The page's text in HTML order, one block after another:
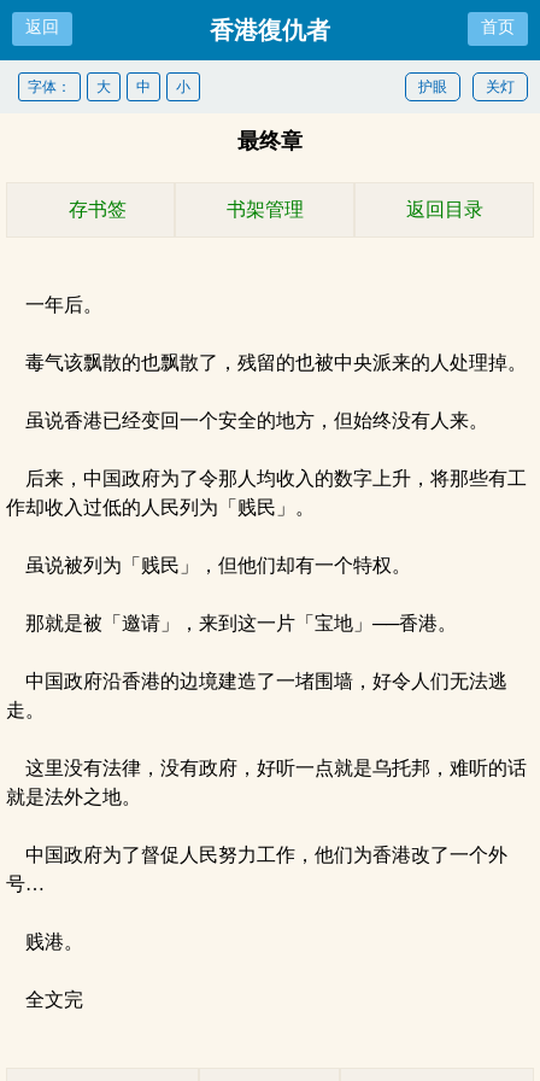
返回 香港復仇者 首页
关灯
护眼
字体： 大 中 小
最终章
存书签 书架管理 返回目录
一年后。
毒气该飘散的也飘散了，残留的也被中央派来的人处理掉。
虽说香港已经变回一个安全的地方，但始终没有人来。
后来，中国政府为了令那人均收入的数字上升，将那些有工
作却收入过低的人民列为「贱民」。
虽说被列为「贱民」，但他们却有一个特权。
那就是被「邀请」，来到这一片「宝地」──香港。
中国政府沿香港的边境建造了一堵围墙，好令人们无法逃
走。
这里没有法律，没有政府，好听一点就是乌托邦，难听的话
就是法外之地。
中国政府为了督促人民努力工作，他们为香港改了一个外
号…
贱港。
全文完